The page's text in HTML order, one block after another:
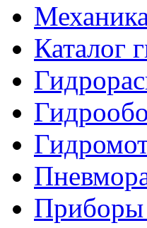
Каталог
Приборы